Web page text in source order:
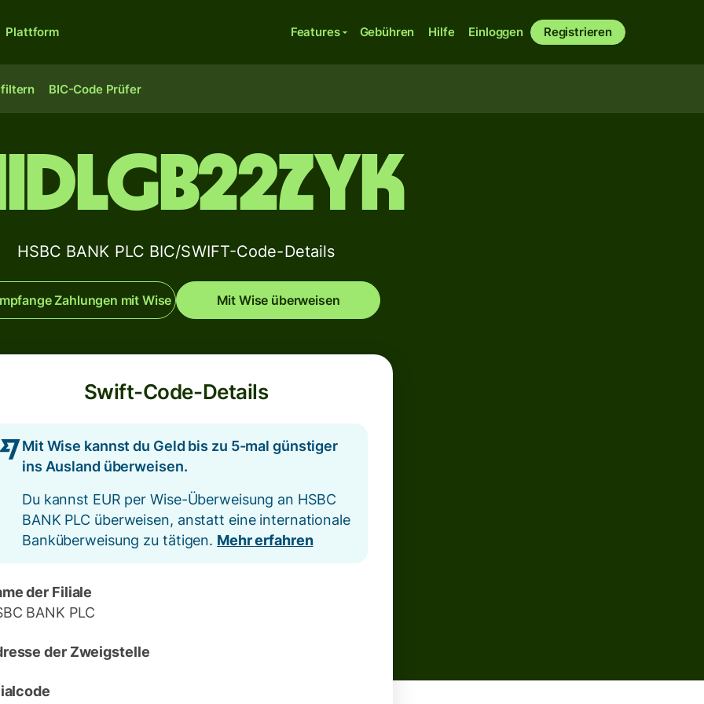
Plattform Features Gebühren Hilfe Einloggen Registrieren
filtern BIC-Code Prüfer
HSBC BANK PLC BIC/SWIFT-Code-Details
Zahlungen mit Wise Mit Wise überweisen
Swift-Code-Details
Mit Wise kannst du Geld bis zu 5-mal günstiger
ins Ausland überweisen.
Du kannst EUR per Wise-Überweisung an HSBC
BANK PLC überweisen, anstatt eine internationale
Banküberweisung zu tätigen. Mehr erfahren
der Filiale
BANK PLC
der Zweigstelle